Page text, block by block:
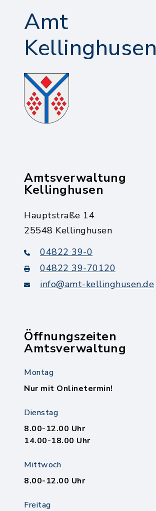
Amt
Kellinghusen
Amtsverwaltung
Kellinghusen
Hauptstraße 14
25548 Kellinghusen
04822 39-0
04822 39-70120
info@amt-kellinghusen.de
Öffnungszeiten
Amtsverwaltung
Montag
Nur mit Onlinetermin!
Dienstag
8.00-12.00 Uhr
14.00-18.00 Uhr
Mittwoch
8.00-12.00 Uhr
Freitag